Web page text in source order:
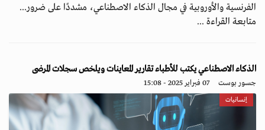
الفرنسية والأوروبية في مجال الذكاء الاصطناعي، مشددًا على ضرور...
متابعة القراءة ...
الذكاء الاصطناعي يكتب للأطباء تقارير المعاينات ويلخص سجلات المرضى
جسور بوست 07 فبراير 2025 - 15:08
إنسانيات